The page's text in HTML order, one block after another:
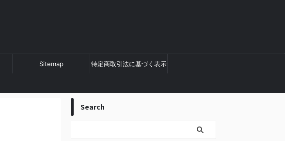
Sitemap 特定商取引法に基づく表示
Search